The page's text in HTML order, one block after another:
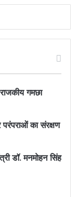
गमछा
का संरक्षण
डॉ. मनमोहन सिंह